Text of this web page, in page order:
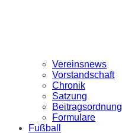
Vereinsnews
Vorstandschaft
Chronik
Satzung
Beitragsordnung
Formulare
Fußball